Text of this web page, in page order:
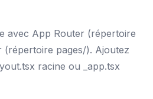
avec App Router (répertoire
(répertoire pages/). Ajoutez
racine ou _app.tsx